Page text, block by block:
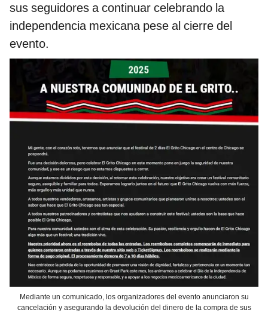
sus seguidores a continuar celebrando la
independencia mexicana pese al cierre del
evento.
Mediante un comunicado, los organizadores del evento anunciaron su
cancelación y asegurando la devolución del dinero de la compra de sus